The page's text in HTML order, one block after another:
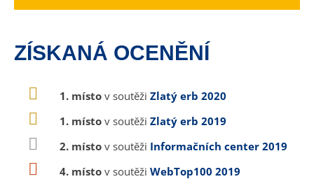
ZÍSKANÁ OCENĚNÍ
1. místo v soutěži Zlatý erb 2020
1. místo v soutěži Zlatý erb 2019
2. místo v soutěži Informačních center 2019
4. místo v soutěži WebTop100 2019